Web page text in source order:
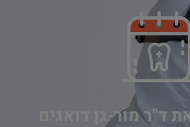
ד"ר מור-גן דואגים